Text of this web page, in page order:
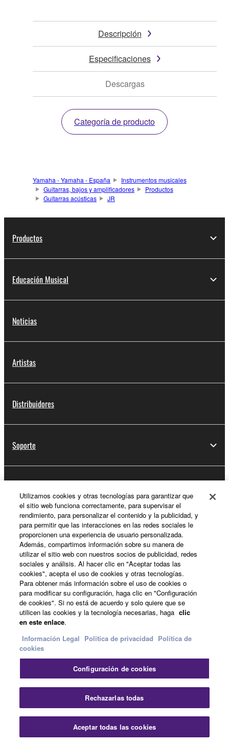
Descripción
Especificaciones
Descargas
Categoría de producto
Yamaha - Yamaha - España
Instrumentos musicales
Guitarras, bajos y amplificadores
Productos
Guitarras acústicas
JR
Productos
Educación Musical
Noticias
Artistas
Distribuidores
Soporte
Acerca de Yamaha
España - Spanish
Empresa
Contacte con nosotrosTerminos de uso
Politica de privacidadPolítica de cookies
Información Legal
© Yamaha Corporation.
Utilizamos cookies y otras tecnologías para garantizar que
el sitio web funciona correctamente, para supervisar el
rendimiento, para personalizar el contenido y la publicidad, y
para permitir que las interacciones en las redes sociales le
proporcionen una experiencia de usuario personalizada.
Además, compartimos información sobre su manera de
utilizar el sitio web con nuestros socios de publicidad, redes
sociales y análisis. Al hacer clic en "Aceptar todas las
cookies", acepta el uso de cookies y otras tecnologías.
Para obtener más información sobre el uso de cookies o
para modificar su configuración, haga clic en "Configuración
de cookies". Si no está de acuerdo y solo quiere que se
utilicen las cookies y la tecnología necesarias, haga clic
en este enlace.
Información Legal Politica de privacidad Política de
cookies
Configuración de cookies
Rechazarlas todas
Aceptar todas las cookies